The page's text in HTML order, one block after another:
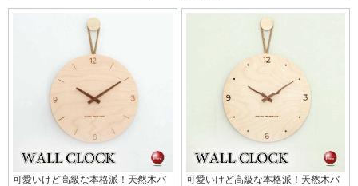
可愛いけど高級な本格派！天然木バ
可愛いけど高級な本格派！天然木バ